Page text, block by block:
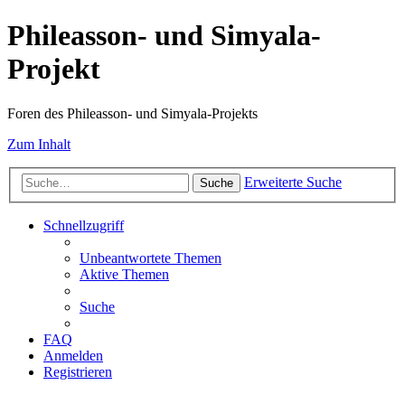
Phileasson- und Simyala-
Projekt
Foren des Phileasson- und Simyala-Projekts
Zum Inhalt
Suche Erweiterte Suche
Schnellzugriff
Unbeantwortete Themen
Aktive Themen
Suche
FAQ
Anmelden
Registrieren